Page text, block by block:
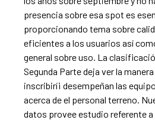
presencia sobre esa spot es
proporcionando tema sobre
eficientes a los usuarios así­
general sobre uso. La
Segunda Parte deja ver la
inscribirí¡ desempeñan las
acerca de el personal terreno.
datos provee estudio referente